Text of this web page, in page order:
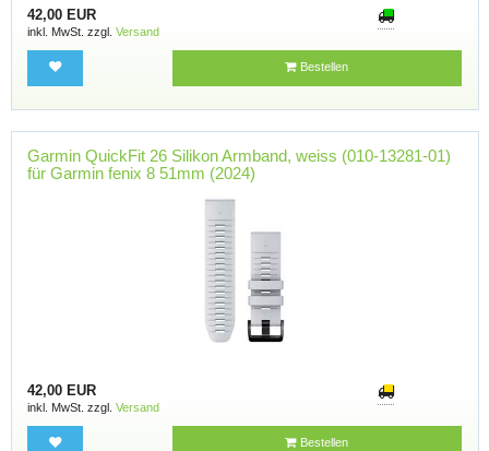
42,00 EUR
inkl. MwSt. zzgl. Versand
Bestellen
Garmin QuickFit 26 Silikon Armband, weiss (010-13281-01)
für Garmin fenix 8 51mm (2024)
42,00 EUR
inkl. MwSt. zzgl. Versand
Bestellen